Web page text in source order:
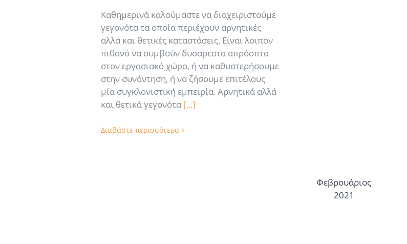
Καθημερινά καλούμαστε να διαχειριστούμε
γεγονότα τα οποία περιέχουν αρνητικές
αλλά και θετικές καταστάσεις. Είναι λοιπόν
πιθανό να συμβούν δυσάρεστα απρόοπτα
στον εργασιακό χώρο, ή να καθυστερήσουμε
στην συνάντηση, ή να ζήσουμε επιτέλους
μία συγκλονιστική εμπειρία. Αρνητικά αλλά
και θετικά γεγονότα [...]
Διαβάστε περισσότερα
Φεβρουάριος
2021